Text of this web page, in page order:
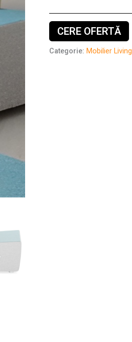
CERE OFERTĂ
Categorie: Mobilier Living